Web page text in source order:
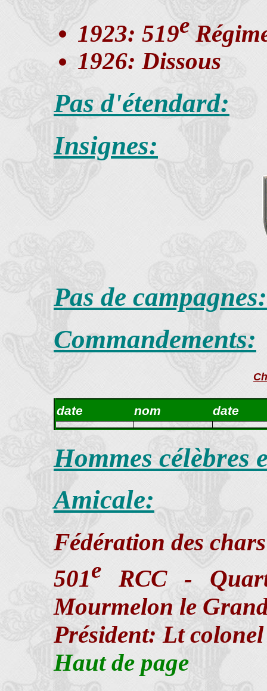
1923: 519e
1926: Dissous
Pas d'étendard:
Insignes:
Pas de campagnes:
Commandements:
date nom date
Hommes célèbres
Amicale:
Fédération des
501e RCC -
Mourmelon le
Président: Lt
Haut de page